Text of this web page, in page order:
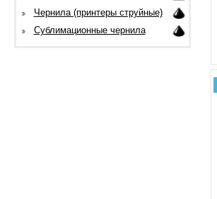
Чернила (принтеры струйные)
Сублимационные чернила